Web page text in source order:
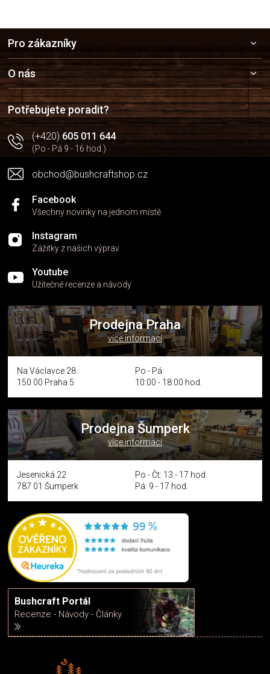
a
t
í
Pro zákazníky
O nás
Potřebujete poradit?
(+420)605 011 644
(Po - Pá 9 - 16 hod.)
obchod@bushcraftshop.cz
Facebook
Všechny novinky na jednom místě
Instagram
Zážitky z našich výprav
Youtube
Užitečné recenze a návody
Prodejna Praha
více informací
Na Václavce 28
150 00 Praha 5
Po - Pá:
10:00 - 18:00 hod.
Prodejna Šumperk
více informací
Jesenická 22
787 01 Šumperk
Po - Čt: 13 - 17 hod.
Pá: 9 - 17 hod.
Bushcraft Portál
Recenze - Návody - Články